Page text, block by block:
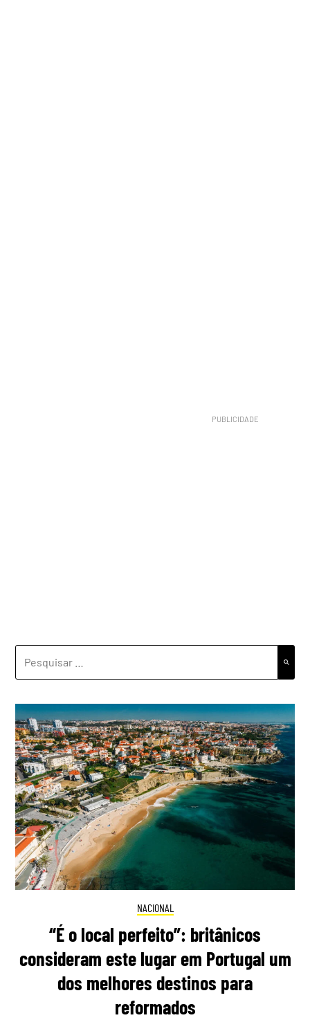
NACIONAL
“É o local perfeito”: britânicos
consideram este lugar em Portugal um
dos melhores destinos para
reformados